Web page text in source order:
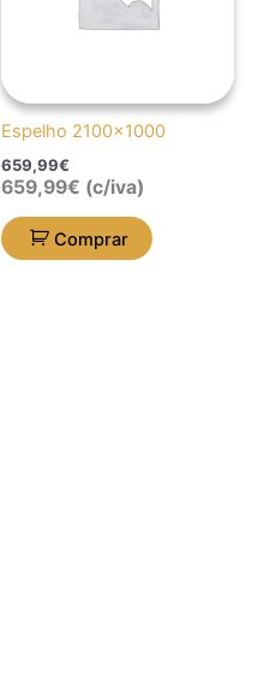
Espelho 2100×1000
659,99€
659,99€ (c/iva)
Comprar